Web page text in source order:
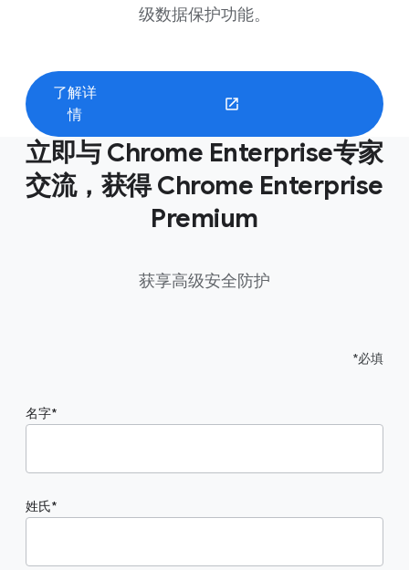
级数据保护功能。
了解详
情
立即与 Chrome Enterprise专家
交流，获得 Chrome Enterprise
Premium
获享高级安全防护
*必填
名字
姓氏